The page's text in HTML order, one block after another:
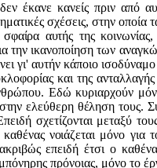
έκανε κανείς πριν από
σχέσεις, στην
σφαίρα αυτής της
την ικανοποίηση των
γι' αυτήν κάποιο ισοδύ
και της
Εδώ κυριαρχούν
ελεύθερη θέληση τους.
σχετίζονται μεταξύ
νοιάζεται μόνο για
επειδή έτσι ο
πρόνοιας, μόνο το